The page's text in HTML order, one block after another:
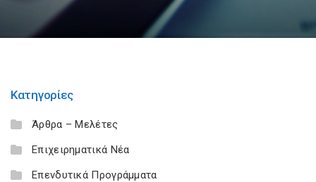
Κατηγορίες
Άρθρα – Μελέτες
Επιχειρηματικά Νέα
Επενδυτικά Προγράμματα